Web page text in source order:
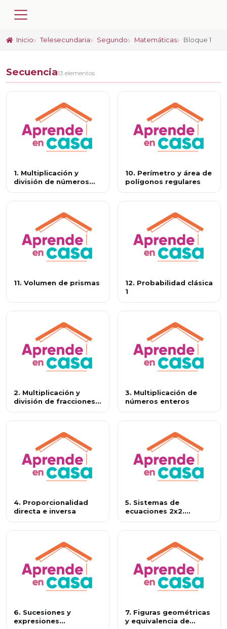
Inicio Telesecundaria Segundo Matemáticas Bloque 1
Secuencia13 elementos
1. Multiplicación y
división de números
10. Perímetro y área de
polígonos regulares
11. Volumen de prismas
12. Probabilidad clásica
1
2. Multiplicación y
división de fracciones
3. Multiplicación de
números enteros
4. Proporcionalidad
directa e inversa
5. Sistemas de
ecuaciones 2x2.
6. Sucesiones y
expresiones
7. Figuras geométricas
y equivalencia de